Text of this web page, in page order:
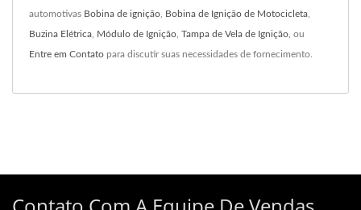
automotivas Bobina de ignição Bobina de Ignição de Motocicleta
Buzina Elétrica Módulo de Ignição Tampa de Vela de Ignição , ou
Entre em Contato para discutir suas necessidades de fornecimento.